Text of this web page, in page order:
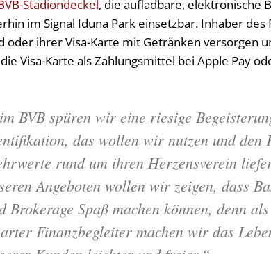
Stadiondeckel, die aufladbare, elektronische
im Signal Iduna Park einsetzbar. Inhaber des
ihrer Visa-Karte mit Getränken versorgen
Visa-Karte als Zahlungsmittel bei Apple Pay
BVB spüren wir eine riesige
das wollen wir nutzen und den
rund um ihren Herzensverein
Angeboten wollen wir zeigen, dass
Brokerage Spaß machen können, denn als
Finanzbegleiter machen wir das